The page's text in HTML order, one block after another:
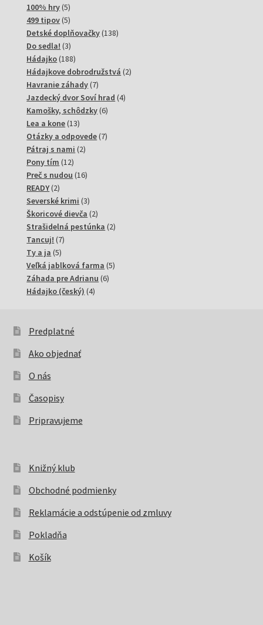
produktov
100% hry 55
produktov
499 tipov 55
produktov
Detské doplňovačky 138138
Do sedla! 33
produkty
Hádajko 188188
produktov
Hádajkove dobrodružstvá 22
Havranie záhady 77
produktov
Jazdecký dvor Soví hrad 44
Kamošky, schôdzky 66
Lea a kone 1313
produktov
Otázky a odpovede 77
Pátraj s nami 22
Pony tím 1212
produktov
Preč s nudou 1616
READY 22
produkty
Severské krimi 33
produkty
Škoricové dievča 22
produkty
Strašidelná pestúnka 22
Tancuj! 77
Ty a ja 55
produktov
Veľká jablková farma 55
Záhada pre Adrianu 66
Hádajko (český) 44
Predplatné
Ako objednať
O nás
Časopisy
Pripravujeme
Knižný klub
Obchodné podmienky
Reklamácie a odstúpenie od zmluvy
Pokladňa
Košík